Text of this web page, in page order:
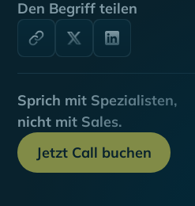
Den Begriff teilen
Sprich mit Spezialisten,
nicht mit Sales.
Jetzt Call buchen